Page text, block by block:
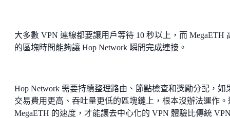
大多數 VPN 連線都要讓用戶等待 10 秒以上，而 MegaETH
的區塊時間能夠讓 Hop Network 瞬間完成連接。
Hop Network 需要持續整理路由、節點檢查和獎勵分配，如
交易費用更高、吞吐量更低的區塊鏈上，根本沒辦法運作。
MegaETH 的速度，才能讓去中心化的 VPN 體驗比傳統